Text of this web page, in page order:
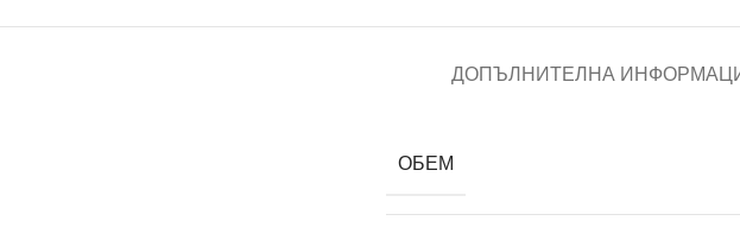
ДОПЪЛНИТЕЛНА
ОБЕМ